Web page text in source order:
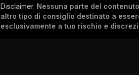
Disclaimer. Nessuna parte del
altro tipo di consiglio destinato a
esclusivamente a tuo rischio e